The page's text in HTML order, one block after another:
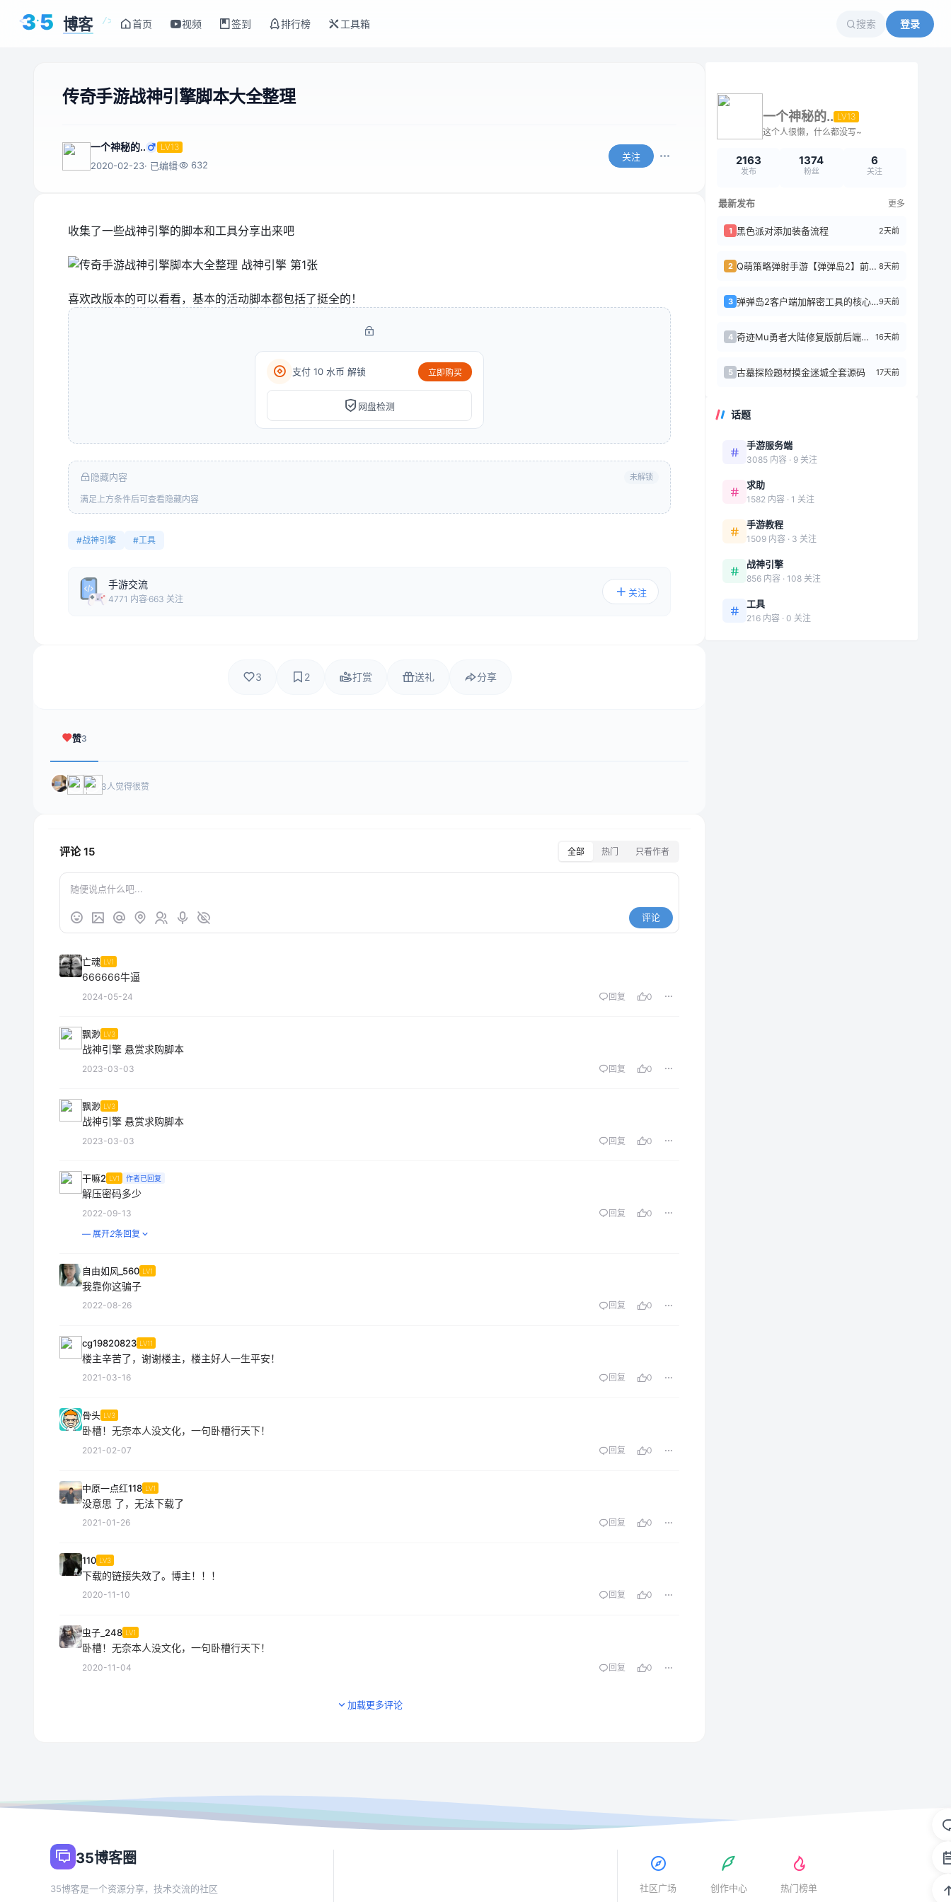
< />
35 博客 首页 视频 签到 排行榜 工具箱 搜索 登录
传奇手游战神引擎脚本大全整理
一个神秘的.. LV13
2020-02-23· 已编辑 632
关注
收集了一些战神引擎的脚本和工具分享出来吧
喜欢改版本的可以看看，基本的活动脚本都包括了挺全的！
支付 10 水币 解锁 立即购买
网盘检测
隐藏内容 未解锁
满足上方条件后可查看隐藏内容
#战神引擎 #工具
手游交流
4771 内容 663 关注
关注
3 2 打赏 送礼 分享
赞3
3人觉得很赞
评论15 全部 热门 只看作者
评论
亡魂 LV1
666666牛逼
2024-05-24 回复 0
飘渺 LV3
战神引擎 悬赏求购脚本
2023-03-03 回复 0
飘渺 LV3
战神引擎 悬赏求购脚本
2023-03-03 回复 0
干嘛2 LV1 作者已回复
解压密码多少
2022-09-13 回复
0
— 展开2条回复
自由如风_560 LV1
我靠你这骗子
2022-08-26 回复 0
cg19820823 LV11
楼主辛苦了，谢谢楼主，楼主好人一生平安！
2021-03-16 回复 0
骨头 LV3
卧槽！无奈本人没文化，一句卧槽行天下！
2021-02-07
回复 0
中原一点红118 LV1
没意思 了，无法下载了
2021-01-26 回复 0
110 LV3
下载的链接失效了。博主！！！
2020-11-10 回复 0
虫子_248 LV1
卧槽！无奈本人没文化，一句卧槽行天下！
2020-11-04
回复 0
加载更多评论
一个神秘的.. LV13
这个人很懒，什么都没写~
2163
发布
1374
粉丝
6
关注
最新发布 更多
1 黑色派对添加装备流程 2天前
2 Q萌策略弹射手游【弹弹岛2】前后端全套源码+搭建教程 8天前
3 弹弹岛2客户端加解密工具的核心逻辑9天前
4 奇迹Mu勇者大陆修复版前后端源代码+Linux手工端 16天前
5 古墓探险题材摸金迷城全套源码 17天前
话题
手游服务端
3085 内容 · 9 关注
求助
1582 内容 · 1 关注
手游教程
1509 内容 · 3 关注
战神引擎
856 内容 · 108 关注
工具
216 内容 · 0 关注
35博客圈
35博客是一个资源分享，技术交流的社区 社区广场 创作中心 热门榜单